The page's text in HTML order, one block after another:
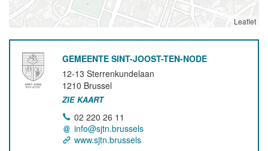
Leaflet
GEMEENTE SINT-JOOST-TEN-NODE
12-13 Sterrenkundelaan
1210 Brussel
ZIE KAART
02 220 26 11
info@sjtn.brussels
www.sjtn.brussels